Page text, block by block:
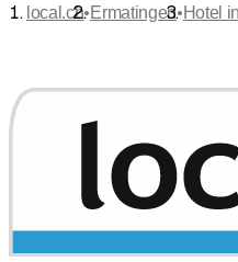
local.ch•Ermatingen•Hotel